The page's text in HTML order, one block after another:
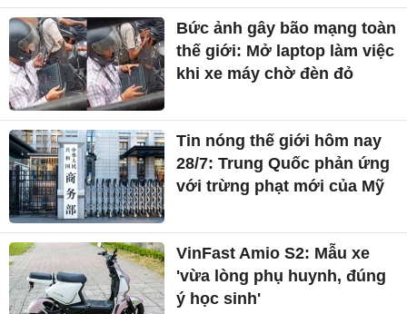
Bức ảnh gây bão mạng toàn
thế giới: Mở laptop làm việc
khi xe máy chờ đèn đỏ
Tin nóng thế giới hôm nay
28/7: Trung Quốc phản ứng
với trừng phạt mới của Mỹ
VinFast Amio S2: Mẫu xe
'vừa lòng phụ huynh, đúng
ý học sinh'